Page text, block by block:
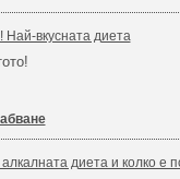
вкусната диета
диета и колко е